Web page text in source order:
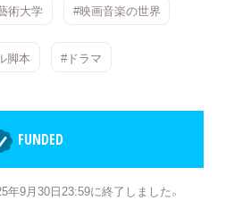
術大学 #映画音楽の世界
脚本 #ドラマ
FUNDED
年9月30日23:59に終了しました。